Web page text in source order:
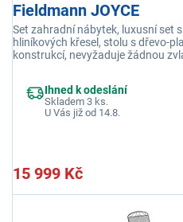
Fieldmann JOYCE
Set zahradní nábytek, luxusní set
hliníkových křesel, stolu s dřevo-
konstrukcí, nevyžaduje žádnou
Ihned k odeslání
Skladem 3 ks.
U Vás již od 14.8.
15 999 Kč